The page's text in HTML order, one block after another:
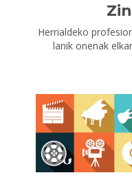
Herrialdeko
lanik onenak